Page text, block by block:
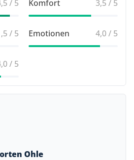
/ 5 Komfort 3,5 / 5
/ 5 Emotionen 4,0 / 5
/ 5
Ohle